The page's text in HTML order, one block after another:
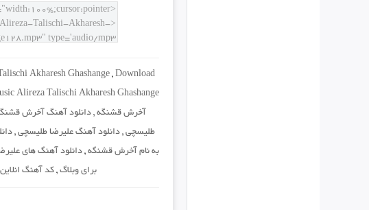
Akharesh Ghashange ,Download
Alireza Talischi Akharesh Ghashange
آخرش قشنگه, دانلود آهنگ آخرش
طلیسچی, دانلود آهنگ علیرضا طلیسچی,
به نام آخرش قشنگه ,دانلود آهنگ های
برای وبلاگ ,کد آهنگ